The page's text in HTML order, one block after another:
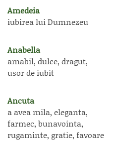
Amedeia
iubirea lui Dumnezeu
Anabella
amabil, dulce, dragut,
usor de iubit
Ancuta
a avea mila, eleganta,
farmec, bunavointa,
rugaminte, gratie, favoare